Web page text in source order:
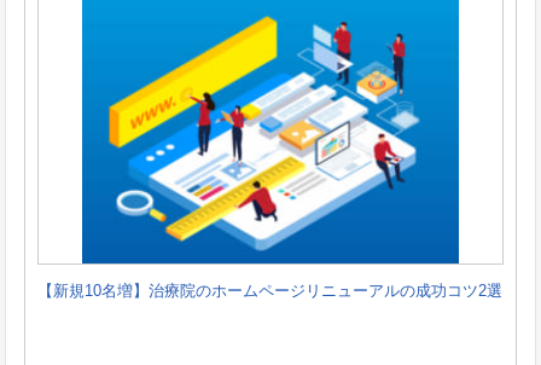
【新規10名増】治療院のホームページリニューアルの成功コツ2選